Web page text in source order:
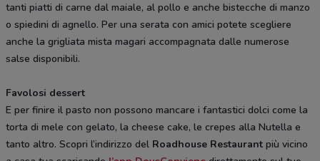
tanti piatti di carne dal maiale, al pollo e anche bistecche di manzo
o spiedini di agnello. Per una serata con amici potete scegliere
anche la grigliata mista magari accompagnata dalle numerose
salse disponibili.
Favolosi dessert
E per finire il pasto non possono mancare i fantastici dolci come la
torta di mele con gelato, la cheese cake, le crepes alla Nutella e
tanto altro. Scopri l’indirizzo del Roadhouse Restaurant più vicino